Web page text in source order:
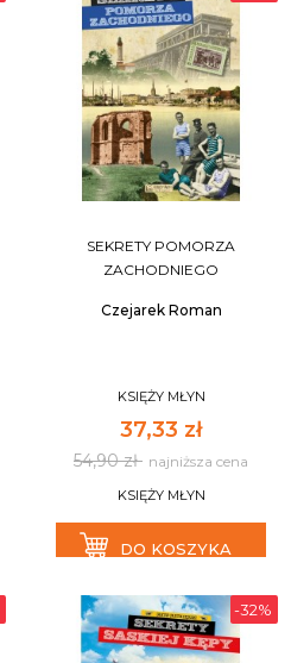
SEKRETY POMORZA
ZACHODNIEGO
Czejarek Roman
KSIĘŻY MŁYN
37,33 zł
54,90 zł najniższa cena
KSIĘŻY MŁYN
DO KOSZYKA
-32%